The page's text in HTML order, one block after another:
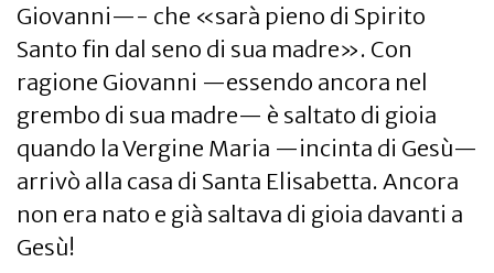
Giovanni—- che «sarà pieno di Spirito
Santo fin dal seno di sua madre». Con
ragione Giovanni —essendo ancora nel
grembo di sua madre— è saltato di gioia
quando la Vergine Maria —incinta di Gesù—
arrivò alla casa di Santa Elisabetta. Ancora
non era nato e già saltava di gioia davanti a
Gesù!